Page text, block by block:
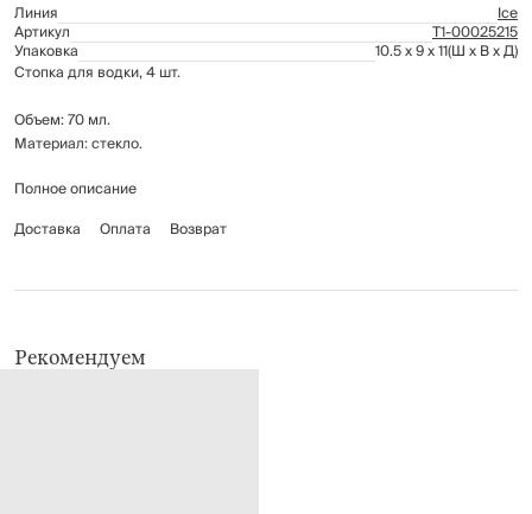
Линия
Ice
Артикул Т1-00025215
Упаковка 10.5 x 9 x 11(Ш x В x Д)
Стопка для водки, 4 шт.
Объем: 70 мл.
Материал: стекло.
Рекомендуется мыть вручную с применением мягких моющих средств.
губки. Можно мыть в посудомоечной машине на щадящем режиме для
Полное описание
Доставка
Оплата Возврат
Рекомендуем